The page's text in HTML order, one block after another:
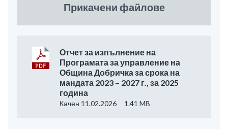
Прикачени файлове
Отчет за изпълнение на
Програмата за управление на
Община Добричка за срока на
мандата 2023 – 2027 г., за 2025
година
Качен 11.02.2026 1.41 MB